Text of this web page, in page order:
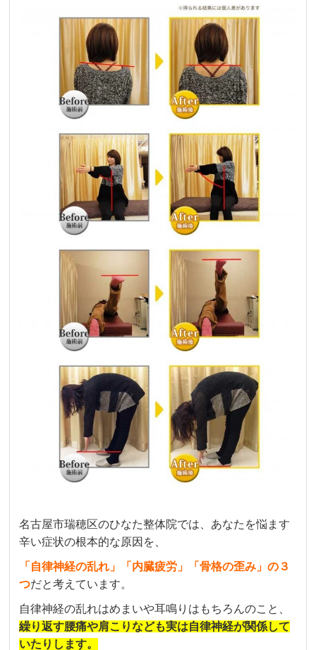
名古屋市瑞穂区のひなた整体院では、あなたを悩ます
辛い症状の根本的な原因を、
「自律神経の乱れ」「内臓疲労」「骨格の歪み」の３
つだと考えています。
自律神経の乱れはめまいや耳鳴りはもちろんのこと 、
繰り返す腰痛や肩こりなども実は自律神経が関係して
いたりします。